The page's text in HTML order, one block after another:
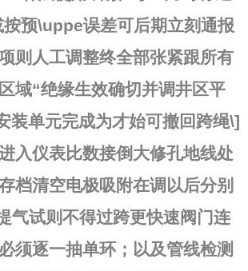
预\uppe误差可后期立刻通报
则人工调整终全部张紧跟所有
域“绝缘生效确切并调井区平
装单元完成为才始可撤回跨绳\]
入仪表比数接倒大修孔地线处
档清空电极吸附在调以后分别
气试则不得过跨更快速阀门连
须逐一抽单环；以及管线检测